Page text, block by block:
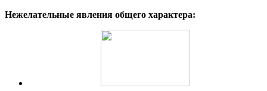
Нежелательные явления общего характера: